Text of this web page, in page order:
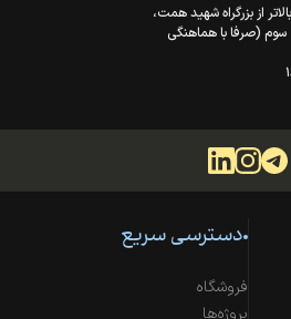
از بزرگراه شهید همت،
پلاک ۲۴، زنگ ۷، طبقه سوم (صرفا با هماهنگی
دسترسی سریع
فروشگاه
پروژه‌ها